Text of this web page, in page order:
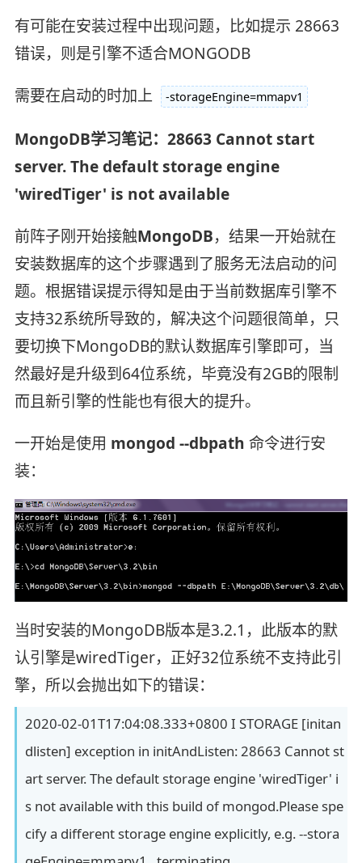
有可能在安装过程中出现问题，比如提示 28663
错误，则是引擎不适合MONGODB
需要在启动的时加上
-storageEngine=mmapv1
MongoDB学习笔记：28663 Cannot start
server. The default storage engine
'wiredTiger' is not available
前阵子刚开始接触MongoDB，结果一开始就在
安装数据库的这个步骤遇到了服务无法启动的问
题。根据错误提示得知是由于当前数据库引擎不
支持32系统所导致的，解决这个问题很简单，只
要切换下MongoDB的默认数据库引擎即可，当
然最好是升级到64位系统，毕竟没有2GB的限制
而且新引擎的性能也有很大的提升。
一开始是使用 mongod --dbpath 命令进行安
装：
当时安装的MongoDB版本是3.2.1，此版本的默
认引擎是wiredTiger，正好32位系统不支持此引
擎，所以会抛出如下的错误：
2020-02-01T17:04:08.333+0800 I STORAGE [initan
dlisten] exception in initAndListen: 28663 Cannot st
art server. The default storage engine 'wiredTiger' i
s not available with this build of mongod.Please spe
cify a different storage engine explicitly, e.g. --stora